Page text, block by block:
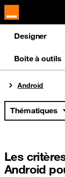
Panneau de
Designer
Boite à outils
Vous êtes ici
Android
Thématiques
Les
Android